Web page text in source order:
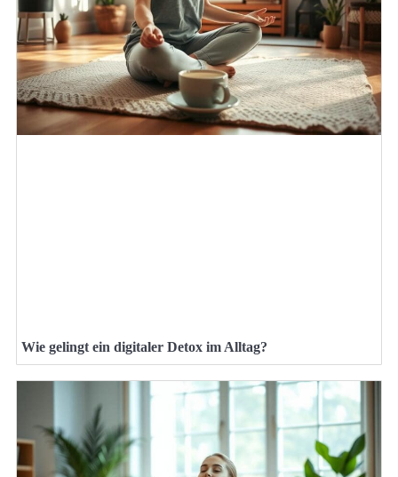
Wie gelingt ein digitaler Detox im Alltag?